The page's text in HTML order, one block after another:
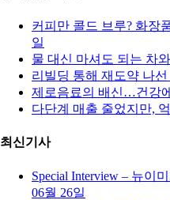
커피만 콜드 브루? 화장
일
물 대신 마셔도 되는 차
리빌딩 통해 재도약 나
제로음료의 배신…건강
다단계 매출 줄었지만,
최신기사
Special Interview – 뉴이
06월 26일